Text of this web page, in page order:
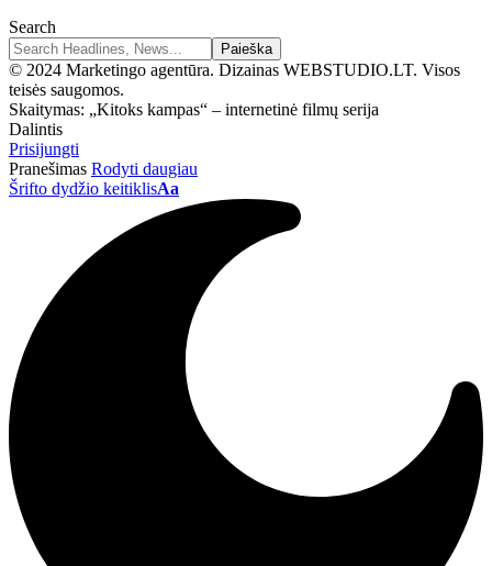
Search
© 2024 Marketingo agentūra. Dizainas WEBSTUDIO.LT. Visos
teisės saugomos.
Skaitymas: „Kitoks kampas“ – internetinė filmų serija
Dalintis
Prisijungti
Pranešimas Rodyti daugiau
Šrifto dydžio keitiklisAa